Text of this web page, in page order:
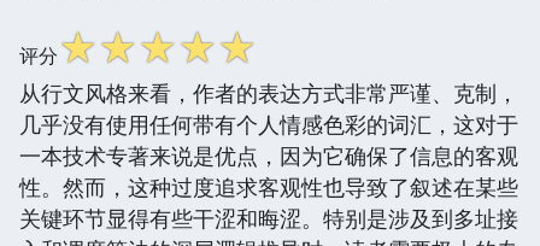
评分☆☆☆☆☆
从行文风格来看，作者的表达方式非常严谨、克制，
几乎没有使用任何带有个人情感色彩的词汇，这对于
一本技术专著来说是优点，因为它确保了信息的客观
性。然而，这种过度追求客观性也导致了叙述在某些
关键环节显得有些干涩和晦涩。特别是涉及到多址接